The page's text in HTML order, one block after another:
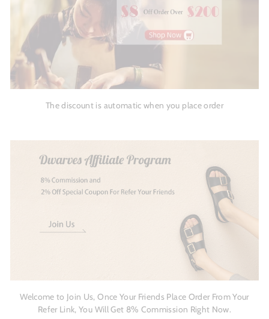
The discount is automatic when you place order
Welcome to Join Us, Once Your Friends Place Order From Your
Refer Link, You Will Get 8% Commission Right Now.